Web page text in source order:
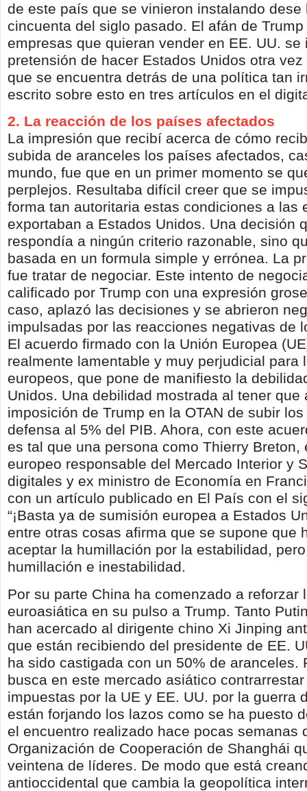
de este país que se vinieron instalando dese
cincuenta del siglo pasado. El afán de
empresas que quieran vender en EE. UU.
pretensión de hacer Estados Unidos otra
que se encuentra detrás de una política tan
escrito sobre esto en tres artículos en el
2. La reacción de los países afectados
La impresión que recibí acerca de cómo
subida de aranceles los países afectados,
mundo, fue que en un primer momento se
perplejos. Resultaba difícil creer que se
forma tan autoritaria estas condiciones a las
exportaban a Estados Unidos. Una decisión
respondía a ningún criterio razonable, sino
basada en un formula simple y errónea. La
fue tratar de negociar. Este intento de
calificado por Trump con una expresión
caso, aplazó las decisiones y se abrieron
impulsadas por las reacciones negativas de
El acuerdo firmado con la Unión Europea
realmente lamentable y muy perjudicial para
europeos, que pone de manifiesto la
Unidos. Una debilidad mostrada al tener que
imposición de Trump en la OTAN de subir
defensa al 5% del PIB. Ahora, con este
es tal que una persona como Thierry Breton,
europeo responsable del Mercado Interior y
digitales y ex ministro de Economía en
con un artículo publicado en El País con el
“¡Basta ya de sumisión europea a Estados
entre otras cosas afirma que se supone que
aceptar la humillación por la estabilidad,
humillación e inestabilidad.
Por su parte China ha comenzado a reforzar
euroasiática en su pulso a Trump. Tanto
han acercado al dirigente chino Xi Jinping
que están recibiendo del presidente de EE.
ha sido castigada con un 50% de aranceles.
busca en este mercado asiático
impuestas por la UE y EE. UU. por la guerra
están forjando los lazos como se ha puesto
el encuentro realizado hace pocas semanas
Organización de Cooperación de Shanghái
veintena de líderes. De modo que está
antioccidental que cambia la geopolítica